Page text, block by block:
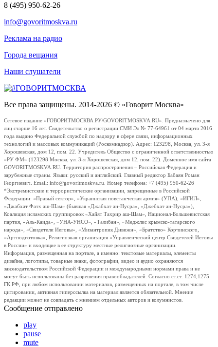
8 (495) 950-62-26
info@govoritmoskva.ru
Реклама на радио
Города вещания
Наши слушатели
Все права защищены. 2014-2026 © «Говорит Москва»
Сетевое издание «ГОВОРИТМОСКВА.РУ/GOVORITMOSKVA.RU». Предназначено для
лиц старше 16 лет. Свидетельство о регистрации СМИ Эл № 77-64961 от 04 марта 2016
года выдано Федеральной службой по надзору в сфере связи, информационных
технологий и массовых коммуникаций (Роскомнадзор). Адрес: 123298, Москва, ул. 3-я
Хорошевская, дом 12, пом. 22. Учредитель Общество с ограниченной ответственностью
«РУ ФМ» (123298 Москва, ул. 3-я Хорошевская, дом 12, пом. 22). Доменное имя сайта
GOVORITMOSKVA.RU. Территория распространения – Российская Федерация и
зарубежные страны. Языки: русский и английский. Главный редактор Бабаян Роман
Георгиевич. Email: info@govoritmoskva.ru. Номер телефона: +7 (495) 950-62-26
*Экстремистские и террористические организации, запрещенные в Российской
Федерации: «Правый сектор», «Украинская повстанческая армия» (УПА), «ИГИЛ»,
«Джабхат Фатх аш-Шам» (бывшая «Джабхат ан-Нусра», «Джебхат ан-Нусра»),
Коалиция исламских группировок «Хайят Тахрир аш-Шам», Национал-Большевистская
партия, «Аль-Каида», «УНА-УНСО», «Талибан», «Меджлис крымско-татарского
народа», «Свидетели Иеговы», «Мизантропик Дивижн», «Братство» Корчинского,
«Артподготовка», Религиозная организация «Управленческий центр Свидетелей Иеговы
в России» и входящие в ее структуру местные религиозные организации.
Информация, размещенная на портале, а именно: текстовые материалы, элементы
дизайна, логотипы, товарные знаки, фотографии, видео и аудио охраняются
законодательством Российской Федерации и международными нормами права и не
могут быть использованы без разрешения правообладателей. Согласно ст.ст. 1274,1275
ГК РФ, при любом использовании материалов, размещенных на портале, в том числе
цитировании, активная гиперссылка на материал является обязательной. Мнение
редакции может не совпадать с мнением отдельных авторов и колумнистов.
Сообщение отправлено
play
pause
mute